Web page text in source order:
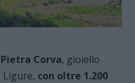
Corva, gioiello
Ligure, con oltre 1.200